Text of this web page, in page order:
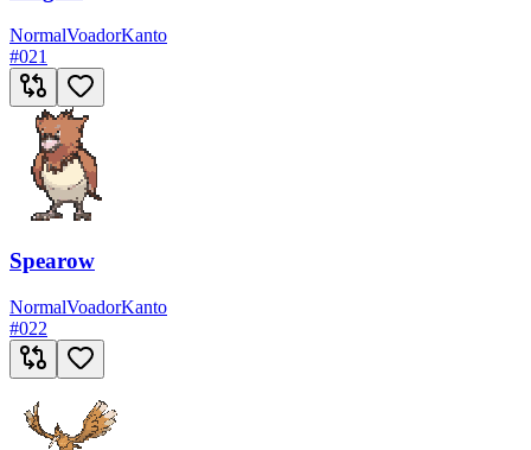
NormalVoadorKanto
#021
Spearow
NormalVoadorKanto
#022